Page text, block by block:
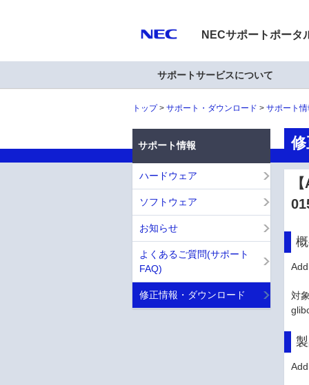
NECサポートポータ
サポートサービスについて
トップ サポート・ダウンロード サポート
対
サポート情報
ハードウェア
ソフトウェア
お知らせ
よくあるご質問(サポート
FAQ)
修正情報・ダウンロード